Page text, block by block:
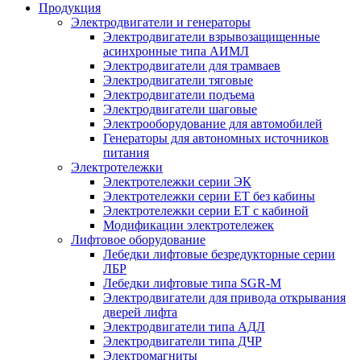
Продукция
Электродвигатели и генераторы
Электродвигатели взрывозащищенные
асинхронные типа АИМЛ
Электродвигатели для трамваев
Электродвигатели тяговые
Электродвигатели подъема
Электродвигатели шаговые
Электрооборудование для автомобилей
Генераторы для автономных источников
питания
Электротележки
Электротележки серии ЭК
Электротележки серии ЕТ без кабины
Электротележки серии ЕТ с кабиной
Модификации электротележек
Лифтовое оборудование
Лебедки лифтовые безредукторные серии
ЛБР
Лебедки лифтовые типа SGR-M
Электродвигатели для привода открывания
дверей лифта
Электродвигатели типа АДЛ
Электродвигатели типа ДЧР
Электромагниты